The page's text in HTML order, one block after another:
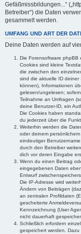
Gefäßmissbildungen...“
Betreiber“) die Daten
gesammelt werden.
UMFANG UND ART DER
Deine Daten werden auf
Die Forensoftware phpBB
Cookies sind kleine
die zwischen den
sind die aktuelle ID
können), Informationen
gelesen/ungelesen;
Teilnahme an Umfragen
deine Benutzer-ID, ein
Die Cookies haben
du jederzeit über die
Weiterhin werden die
oder deinem
eindeutiger
durch den Betreiber
dich vor deren Eingabe
Wenn du einen Beitrag
eingegebenen Daten
Entwurf
Die IP-Adresse wird
Ändern von Beiträgen
an zentralen Profildaten
gescheiterte
Kennzeichnung (User
nicht dauerhaft
Schließlich erfordern
gespeichert werden.